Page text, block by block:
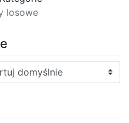
losowe